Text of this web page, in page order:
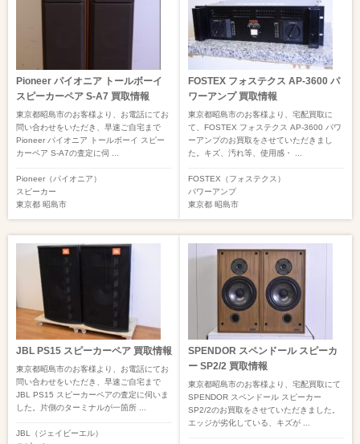
Pioneer パイオニア トールボーイ
スピーカーペア S-A7 買取情報
東京都昭島市のお客様より、お電話にてお
問い合わせをいただき、早速ご自宅まで
Pioneer パイオニア トールボーイ スピー
カーペア S-A7の査定に伺 ...
Pioneer（パイオニア）
スピーカー
東京都 昭島市
FOSTEX フォステクス AP-3600 パ
ワーアンプ 買取情報
東京都昭島市のお客様より、宅配買取に
て、FOSTEX フォステクス AP-3600 パワ
ーアンプのお買取をさせていただきまし
た。キズ、汚れ等、使用感・ ...
FOSTEX（フォステクス）
パワーアンプ
東京都 昭島市
JBL PS15 スピーカーペア 買取情報
東京都昭島市のお客様より、お電話にてお
問い合わせをいただき、早速ご自宅まで
JBL PS15 スピーカーペアの査定に伺いま
した。片側のターミナルが一箇所 ...
JBL（ジェイビーエル）
SPENDOR スペンドール スピーカ
ー SP2/2 買取情報
東京都昭島市のお客様より、宅配買取にて
SPENDOR スペンドール スピーカー
SP2/2のお買取をさせていただきました。
エッジが劣化している、キズが ...